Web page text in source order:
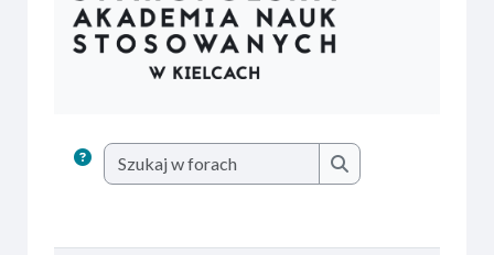
Szukaj w forach
Szukaj w forach